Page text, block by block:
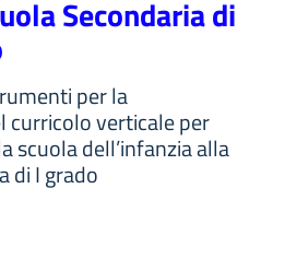
Secondaria di
per la
curricolo verticale per
scuola dell’infanzia alla
di I grado